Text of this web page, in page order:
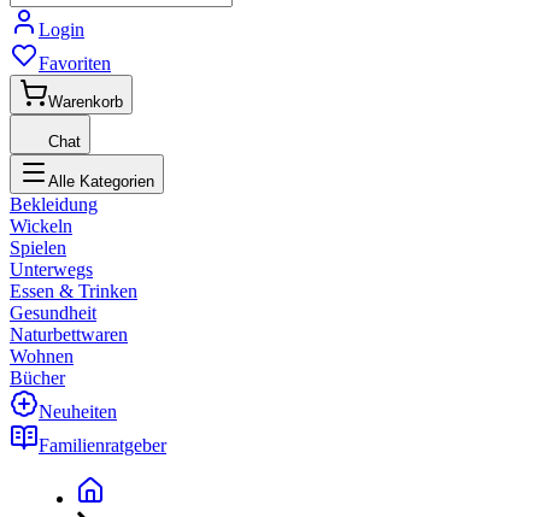
Login
Favoriten
Warenkorb
Chat
Alle Kategorien
Bekleidung
Wickeln
Spielen
Unterwegs
Essen & Trinken
Gesundheit
Naturbettwaren
Wohnen
Bücher
Neuheiten
Familienratgeber